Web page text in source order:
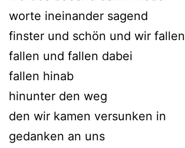
worte ineinander sagend
finster und schön und wir fallen
fallen und fallen dabei
fallen hinab
hinunter den weg
den wir kamen versunken in
gedanken an uns